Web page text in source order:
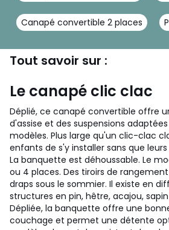
Canapé convertible 2 places
Tout savoir sur :
Le canapé clic clac
Déplié, ce canapé convertible offre
d'assise et des suspensions
modèles. Plus large qu'un clic-clac
enfants de s'y installer sans que
La banquette est déhoussable. Le
ou 4 places. Des tiroirs de
draps sous le sommier. Il existe en
structures en pin, hêtre, acajou,
Dépliée, la banquette offre une
couchage et permet une détente